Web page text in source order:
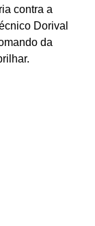
contra a
Dorival
da